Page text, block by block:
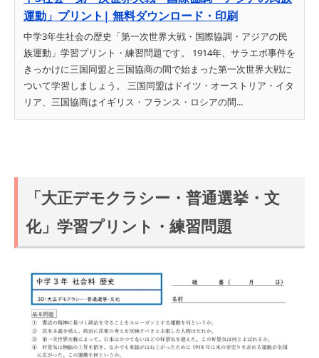
運動」プリント| 無料ダウンロード・印刷
中学3年生社会の歴史「第一次世界大戦・国際協調・アジアの民
族運動」学習プリント・練習問題です。 1914年、サラエボ事件を
きっかけに三国同盟と三国協商の間で始まった第一次世界大戦に
ついて学習しましょう。 三国同盟はドイツ・オーストリア・イタ
リア、三国協商はイギリス・フランス・ロシアの間...
「大正デモクラシー・普通選挙・文
化」学習プリント・練習問題